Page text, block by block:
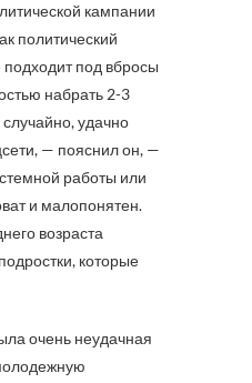
кампании
политический
под вбросы
набрать 2-3
удачно
— пояснил он, —
работы или
и малопонятен.
возраста
которые
очень неудачная